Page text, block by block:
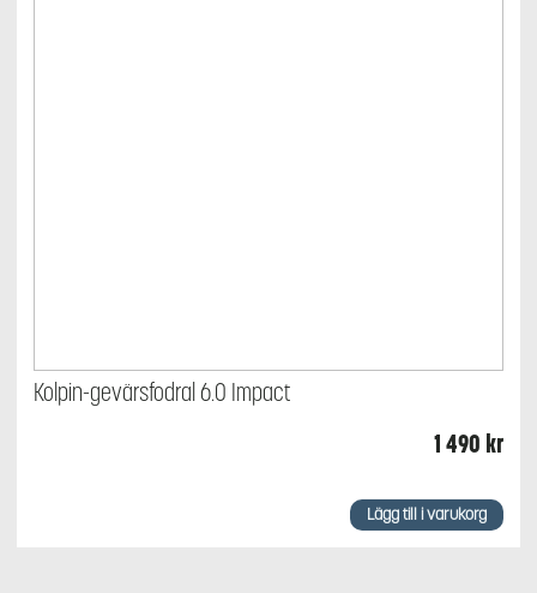
Kolpin-gevärsfodral 6.0 Impact
1 490 kr
Lägg till i varukorg